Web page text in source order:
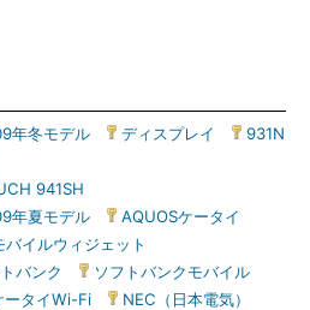
年冬モデル ディスプレイ
931N
941SH
年夏モデル
AQUOSケータイ
バイルウィジェット
バンク ソフトバンクモバイル
ータイWi-Fi NEC（日本電気）